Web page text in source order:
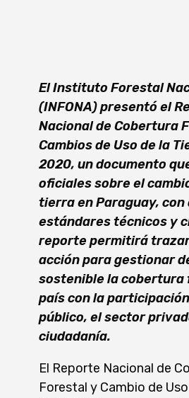
El Instituto Forestal
(INFONA) presentó el
Nacional de Cobertura
Cambios de Uso de la
2020, un documento
oficiales sobre el
tierra en Paraguay, con
estándares técnicos y
reporte permitirá
acción para gestionar
sostenible la cobertura
país con la
público, el sector
ciudadanía.
El Reporte Nacional de
Forestal y Cambio de